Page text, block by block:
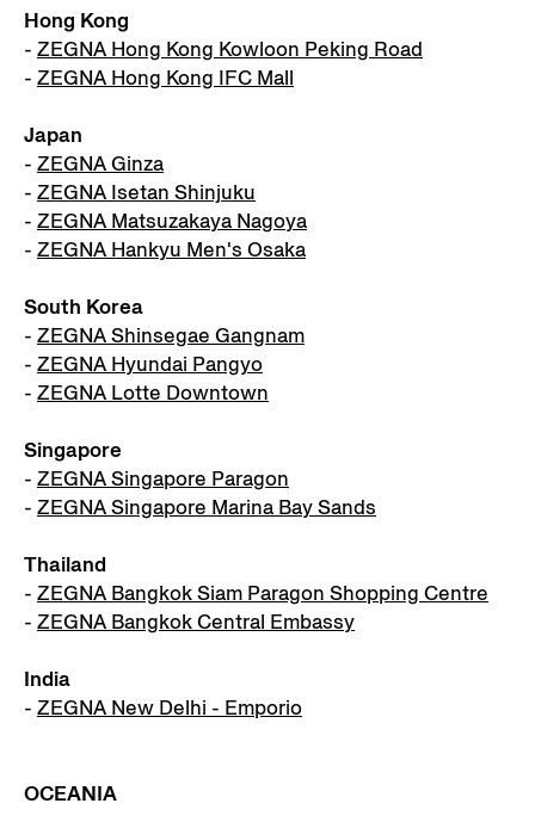
Hong Kong
- ZEGNA Hong Kong Kowloon Peking Road
- ZEGNA Hong Kong IFC Mall
Japan
- ZEGNA Ginza
- ZEGNA Isetan Shinjuku
- ZEGNA Matsuzakaya Nagoya
- ZEGNA Hankyu Men's Osaka
South Korea
- ZEGNA Shinsegae Gangnam
- ZEGNA Hyundai Pangyo
- ZEGNA Lotte Downtown
Singapore
- ZEGNA Singapore Paragon
- ZEGNA Singapore Marina Bay Sands
Thailand
- ZEGNA Bangkok Siam Paragon Shopping Centre
- ZEGNA Bangkok Central Embassy
India
- ZEGNA New Delhi - Emporio
OCEANIA